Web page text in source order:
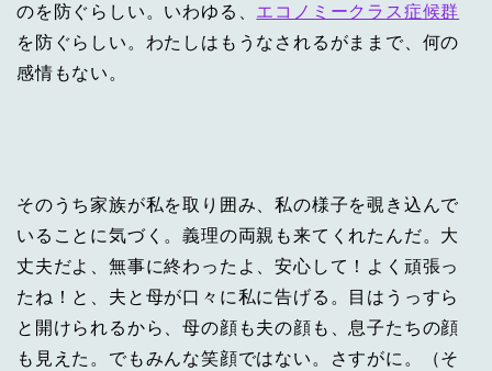
のを防ぐらしい。いわゆる、 エコノミークラス症候群
を防ぐらしい。わたしはもうなされるがままで、何の
感情もない。
そのうち家族が私を取り囲み、私の様子を覗き込んで
いることに気づく。義理の両親も来てくれたんだ。大
丈夫だよ、無事に終わったよ、安心して！よく頑張っ
たね！と、夫と母が口々に私に告げる。目はうっすら
と開けられるから、母の顔も夫の顔も、息子たちの顔
も見えた。でもみんな笑顔ではない。さすがに。（そ